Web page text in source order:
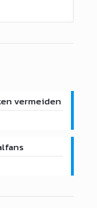
vermeiden